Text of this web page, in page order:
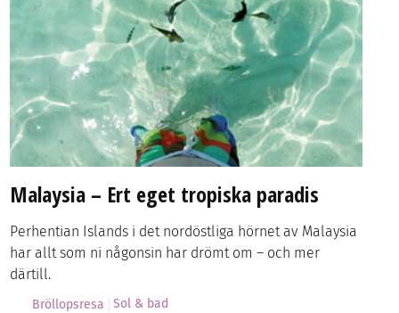
Malaysia – Ert eget tropiska paradis
Perhentian Islands i det nordöstliga hörnet av Malaysia
har allt som ni någonsin har drömt om – och mer
därtill.
Bröllopsresa Sol & bad